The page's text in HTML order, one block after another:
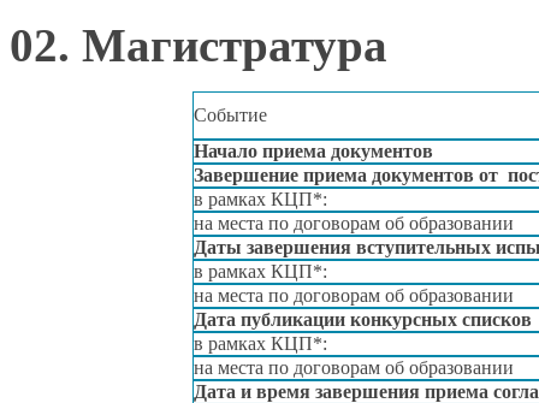
02. Магистратура
Событие
Начало приема документов
Завершение приема документов от
в рамках КЦП*:
на места по договорам об образовании
Даты завершения вступительных
в рамках КЦП*:
на места по договорам об образовании
Дата публикации конкурсных списков
в рамках КЦП*:
на места по договорам об образовании
Дата и время завершения приема